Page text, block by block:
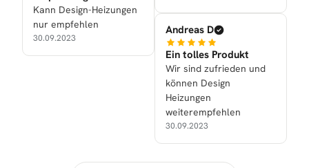
Kann Design-Heizungen
nur empfehlen
30.09.2023
Andreas D
Ein tolles Produkt
Wir sind zufrieden und
können Design
Heizungen
weiterempfehlen
30.09.2023